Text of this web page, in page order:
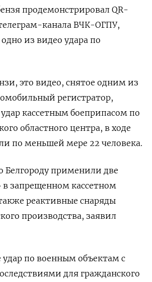
продемонстрировал QR-
канала ВЧК-ОГПУ,
из видео удара по
это видео, снятое одним из
регистратор,
кассетным боеприпасом по
областного центра, в ходе
по меньшей мере 22 человека.
Белгороду применили две
в запрещенном кассетном
реактивные снаряды
производства, заявил
по военным объектам с
для гражданского